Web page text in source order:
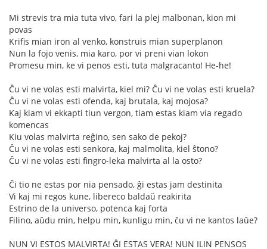
Mi strevis tra mia tuta vivo, fari la plej malbonan, kion mi
povas
Krifis mian iron al venko, konstruis mian superplanon
Nun la fojo venis, mia karo, por vi preni vian lokon
Promesu min, ke vi penos esti, tuta malgracanto! He-he!
Ĉu vi ne volas esti malvirta, kiel mi? Ĉu vi ne volas esti kruela?
Ĉu vi ne volas esti ofenda, kaj brutala, kaj mojosa?
Kaj kiam vi ekkapti tiun vergon, tiam estas kiam via regado
komencas
Kiu volas malvirta reĝino, sen sako de pekoj?
Ĉu vi ne volas esti senkora, kaj malmolita, kiel ŝtono?
Ĉu vi ne volas esti fingro-leka malvirta al la osto?
Ĉi tio ne estas por nia pensado, ĝi estas jam destinita
Vi kaj mi regos kune, libereco baldaŭ reakirita
Estrino de la universo, potenca kaj forta
Filino, aŭdu min, helpu min, kunligu min, ĉu vi ne kantos laŭe?
NUN VI ESTOS MALVIRTA! ĜI ESTAS VERA! NUN ILIN PENSOS